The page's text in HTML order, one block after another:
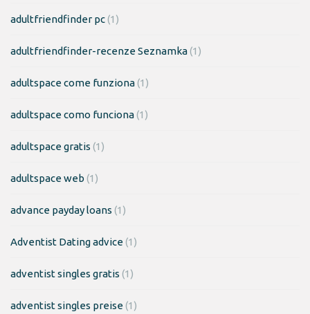
adultfriendfinder pc(1)
adultfriendfinder-recenze Seznamka(1)
adultspace come funziona(1)
adultspace como funciona(1)
adultspace gratis (1)
adultspace web (1)
advance payday loans (1)
Adventist Dating advice(1)
adventist singles gratis (1)
adventist singles preise(1)